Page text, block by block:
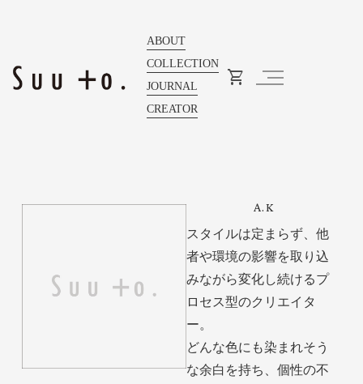
ABOUT
COLLECTION
JOURNAL
CREATOR
A.K
スタイルは定まらず、他
者や環境の影響を取り込
みながら変化し続けるプ
ロセス型のクリエイタ
ー。
どんな色にも染まれそう
な余白を持ち、個性の不